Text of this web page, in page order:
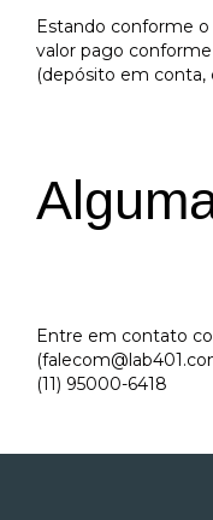
Estando conforme
valor pago
(depósito em
Entre em contato
(
(11) 95000-6418